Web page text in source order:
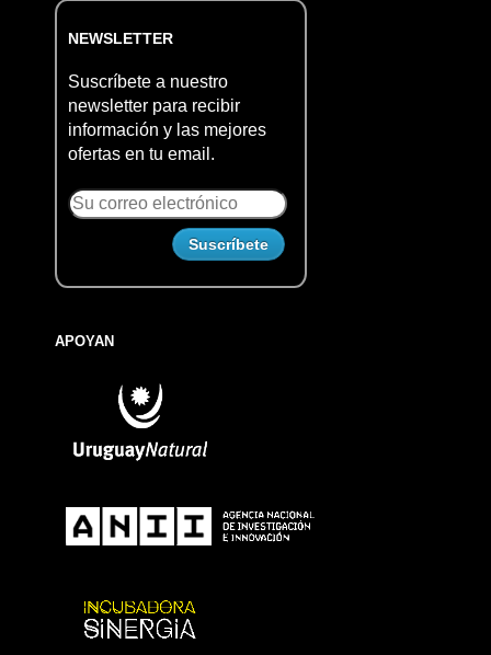
NEWSLETTER
Suscríbete a nuestro
newsletter para recibir
información y las mejores
ofertas en tu email.
APOYAN